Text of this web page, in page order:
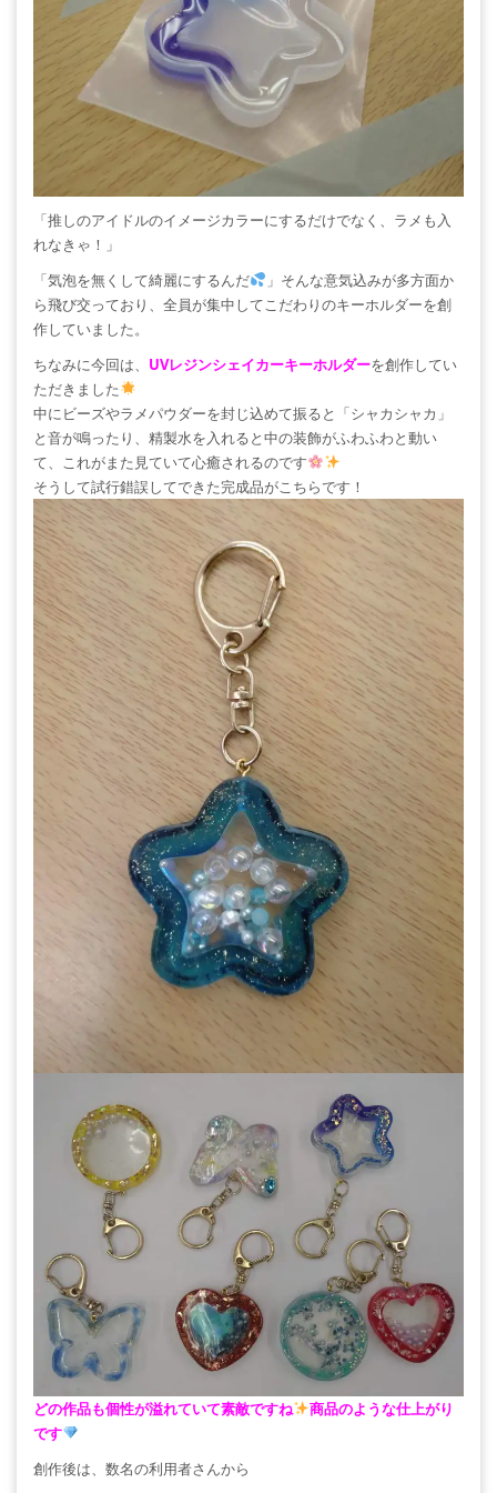
「推しのアイドルのイメージカラーにするだけでなく、ラメも入
れなきゃ！」
「気泡を無くして綺麗にするんだ
」そんな意気込みが多方面か
ら飛び交っており、全員が集中してこだわりのキーホルダーを創
作していました。
ちなみに今回は、 UVレジンシェイカーキーホルダーを創作してい
ただきました
中にビーズやラメパウダーを封じ込めて振ると「シャカシャカ」
と音が鳴ったり、精製水を入れると中の装飾がふわふわと動い
て、これがまた見ていて心癒されるのです
そうして試行錯誤してできた完成品がこちらです！
どの作品も個性が溢れていて素敵ですね
商品のような仕上がり
です
創作後は、数名の利用者さんから